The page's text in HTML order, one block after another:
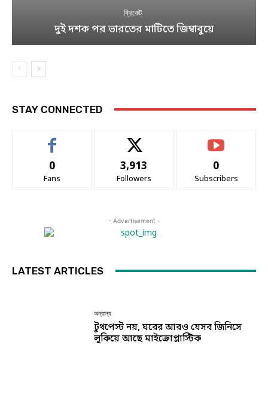
ক্রিকেট
দুই দশক পর ভারতের মাটিতে জিম্বাবুয়ে
STAY CONNECTED
0
Fans
3,913
Followers
0
Subscribers
- Advertisement -
LATEST ARTICLES
অন্যান্য
টুথপেস্ট নয়, ঘরের আরও যেসব জিনিসে
লুকিয়ে আছে মাইক্রোপ্লাস্টিক